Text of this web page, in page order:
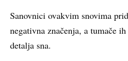
Sanovnici ovakvim snovima
negativna značenja, a tumače
detalja sna.